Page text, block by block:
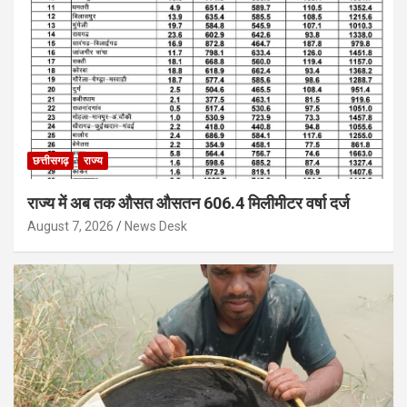
छत्तीसगढ़ राज्य
राज्य में अब तक औसत औसतन 606.4 मिलीमीटर वर्षा दर्ज
August 7, 2026 News Desk